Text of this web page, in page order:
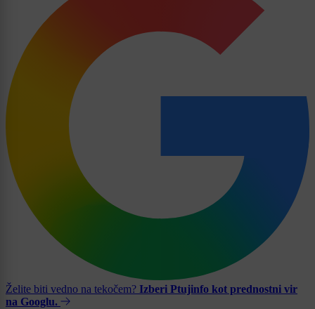
Želite biti vedno na tekočem? Izberi Ptujinfo kot prednostni vir
na Googlu.